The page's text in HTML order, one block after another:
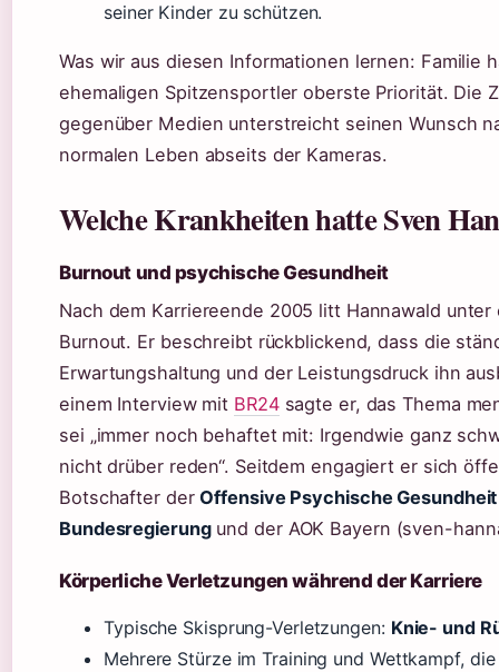
seiner Kinder zu schützen.
Was wir aus diesen Informationen lernen: Familie
ehemaligen Spitzensportler oberste Priorität. Die
gegenüber Medien unterstreicht seinen Wunsch
normalen Leben abseits der Kameras.
Welche Krankheiten hatte Sven
Burnout und psychische Gesundheit
Nach dem Karriereende 2005 litt Hannawald
Burnout. Er beschreibt rückblickend, dass die
Erwartungshaltung und der Leistungsdruck ihn
einem Interview mit BR24sagte er, das Thema
sei „immer noch behaftet mit: Irgendwie ganz
nicht drüber reden“. Seitdem engagiert er sich
Botschafter derOffensive Psychische
Bundesregierungund der AOK Bayern (sven-
Körperliche Verletzungen während der Karriere
Typische Skisprung-Verletzungen: Knie- und
Mehrere Stürze im Training und Wettkampf,